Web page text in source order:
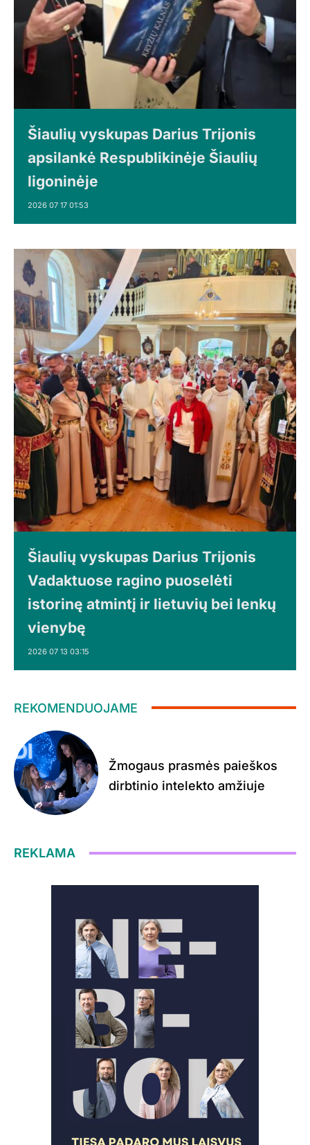
Šiaulių vyskupas Darius Trijonis
apsilankė Respublikinėje Šiaulių
ligoninėje
2026 07 17 01:53
Šiaulių vyskupas Darius Trijonis
Vadaktuose ragino puoselėti
istorinę atmintį ir lietuvių bei lenkų
vienybę
2026 07 13 03:15
REKOMENDUOJAME
Žmogaus prasmės paieškos
dirbtinio intelekto amžiuje
REKLAMA